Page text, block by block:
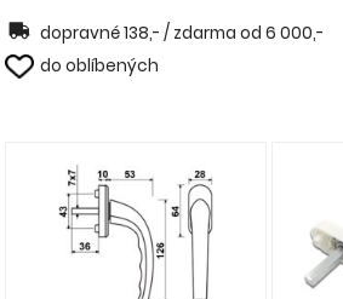
dopravné 138,- / zdarma od 6 000,-
do oblíbených